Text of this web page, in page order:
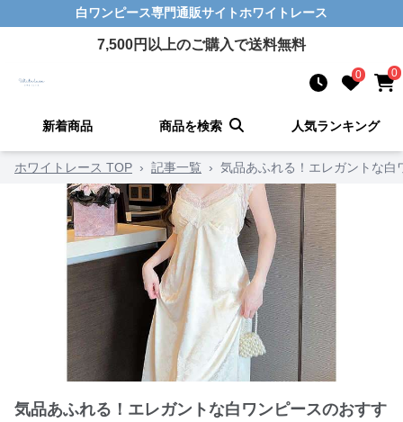
白ワンピース専門通販サイトホワイトレース
7,500円以上のご購入で送料無料
0 0
新着商品 商品を検索 人気ランキング
ホワイトレース TOP › 記事一覧 › 気品あふれる！エレガントな白
気品あふれる！エレガントな白ワンピースのおすす